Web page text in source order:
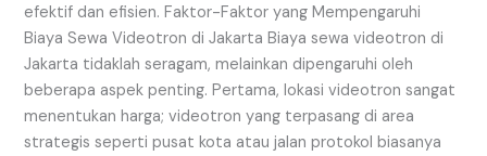
efektif dan efisien. Faktor-Faktor yang Mempengaruhi
Biaya Sewa Videotron di Jakarta Biaya sewa videotron di
Jakarta tidaklah seragam, melainkan dipengaruhi oleh
beberapa aspek penting. Pertama, lokasi videotron sangat
menentukan harga; videotron yang terpasang di area
strategis seperti pusat kota atau jalan protokol biasanya